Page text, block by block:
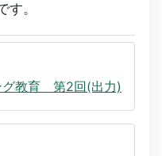
す。
教育 第2回(出力)